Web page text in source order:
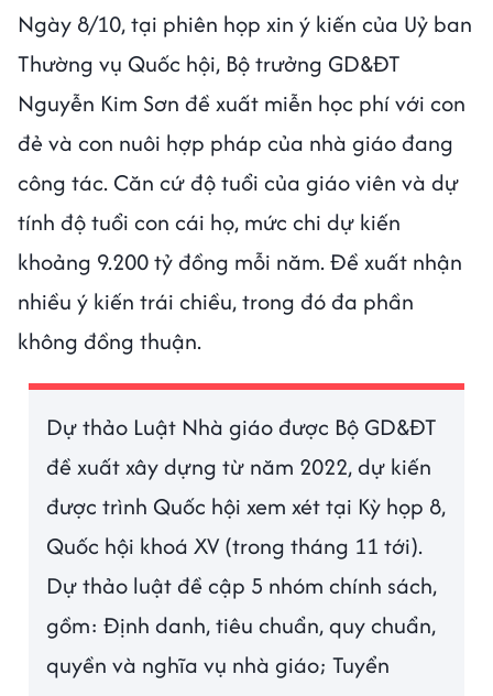
Ngày 8/10, tại phiên họp xin ý kiến của Uỷ ban
Thường vụ Quốc hội, Bộ trưởng GD&ĐT
Nguyễn Kim Sơn đề xuất miễn học phí với con
đẻ và con nuôi hợp pháp của nhà giáo đang
công tác. Căn cứ độ tuổi của giáo viên và dự
tính độ tuổi con cái họ, mức chi dự kiến
khoảng 9.200 tỷ đồng mỗi năm. Đề xuất nhận
nhiều ý kiến trái chiều, trong đó đa phần
không đồng thuận.
Dự thảo Luật Nhà giáo được Bộ GD&ĐT
đề xuất xây dựng từ năm 2022, dự kiến
được trình Quốc hội xem xét tại Kỳ họp 8,
Quốc hội khoá XV (trong tháng 11 tới).
Dự thảo luật đề cập 5 nhóm chính sách,
gồm: Định danh, tiêu chuẩn, quy chuẩn,
quyền và nghĩa vụ nhà giáo; Tuyển